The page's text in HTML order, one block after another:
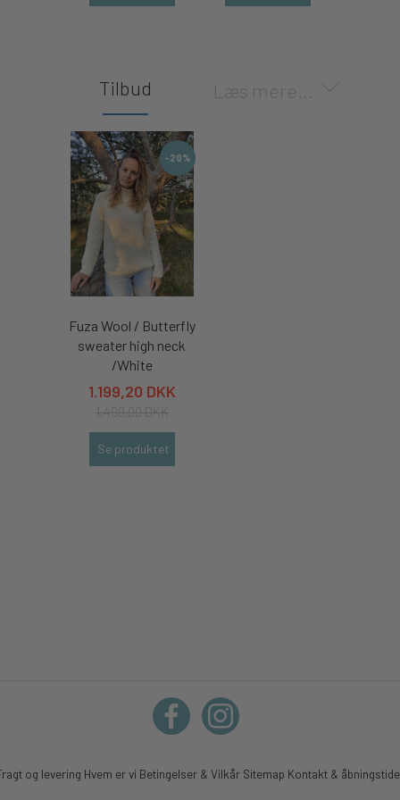
Læs mere...
Tilbud
-20%
Fuza Wool / Butterfly
sweater high neck
/White
1.199,20 DKK
1.499,00 DKK
Se produktet
og levering Hvem er vi Betingelser & Vilkår Sitemap Kontakt &